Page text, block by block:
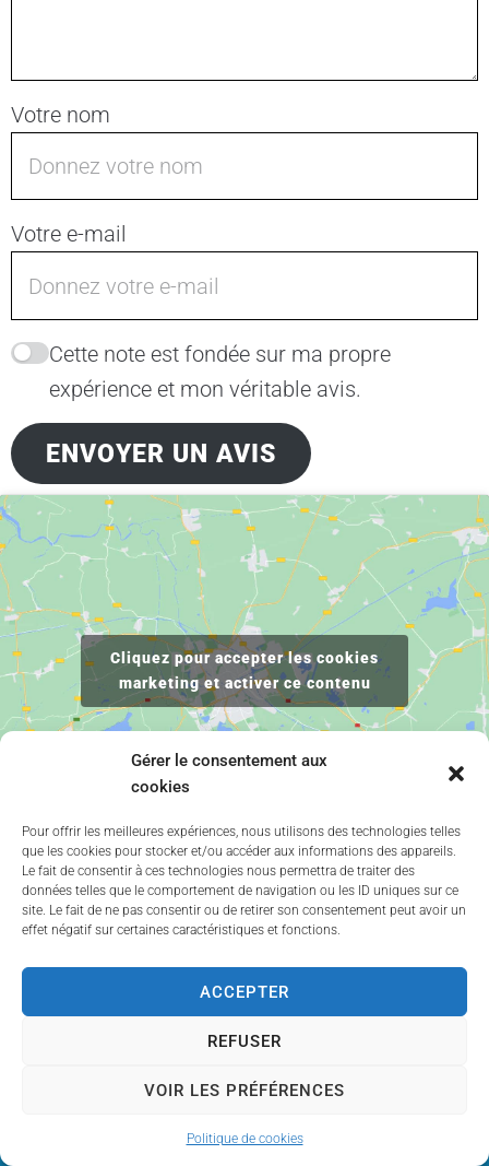
Gérer le consentement aux
cookies
Pour offrir les meilleures expériences, nous utilisons des technologies telles
que les cookies pour stocker et/ou accéder aux informations des appareils.
Le fait de consentir à ces technologies nous permettra de traiter des
données telles que le comportement de navigation ou les ID uniques sur ce
site. Le fait de ne pas consentir ou de retirer son consentement peut avoir un
effet négatif sur certaines caractéristiques et fonctions.
ACCEPTER
REFUSER
VOIR LES PRÉFÉRENCES
Politique de cookies
Votre nom
Votre e-mail
Cette note est fondée sur ma propre
expérience et mon véritable avis.
ENVOYER UN AVIS
Cliquez pour accepter les cookies
marketing et activer ce contenu
Dites bonjour à votre plateforme 100% locale. Retrouvez vos
valeurs de votre région.